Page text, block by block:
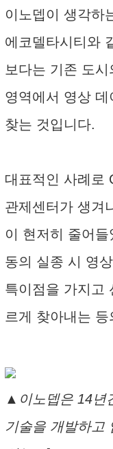
이노뎁이 생각하
에코델타시티와
보다는 기존 도
영역에서 영상
찾는 것입니다.
대표적인 사례로
관제센터가 생겨
이 현저히 줄어
동의 실종 시 영
특이점을 가지고
르게 찾아내는
▲이노뎁은 14년
기술을 개발하고